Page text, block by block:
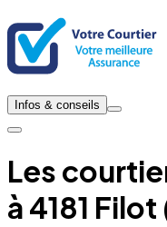
Infos & conseils
Les
à 4181